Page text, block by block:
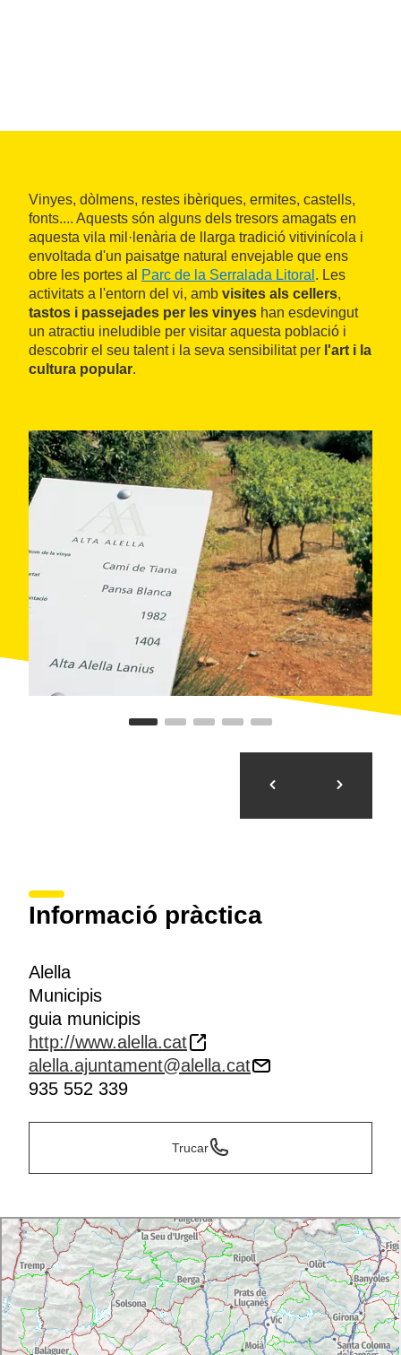
Vinyes, dòlmens, restes ibèriques, ermites, castells,
fonts.... Aquests són alguns dels tresors amagats en
aquesta vila mil·lenària de llarga tradició vitivinícola i
envoltada d'un paisatge natural envejable que ens
obre les portes al
Parc de la Serralada Litoral . Les
activitats a l'entorn del vi, amb visites als cellers,
tastos i passejades per les vinyes han esdevingut
un atractiu ineludible per visitar aquesta població i
descobrir el seu talent i la seva sensibilitat per l'art i la
cultura popular.
Informació pràctica
Alella
Municipis
guia municipis
http://www.alella.cat
alella.ajuntament@alella.cat
935 552 339
Trucar